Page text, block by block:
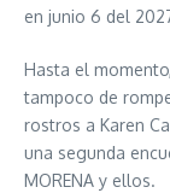
en junio 6 del
Hasta el
tampoco de
rostros a Karen
una segunda
MORENA y ellos.